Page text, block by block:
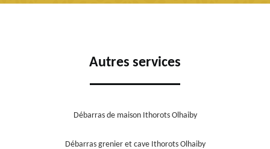
Autres services
Débarras de maison Ithorots Olhaiby
Débarras grenier et cave Ithorots Olhaiby